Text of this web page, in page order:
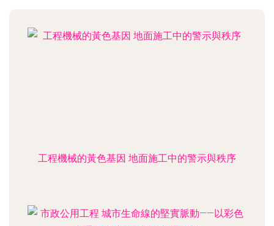
工程機械的黃色基因 地面施工中的警示與秩序